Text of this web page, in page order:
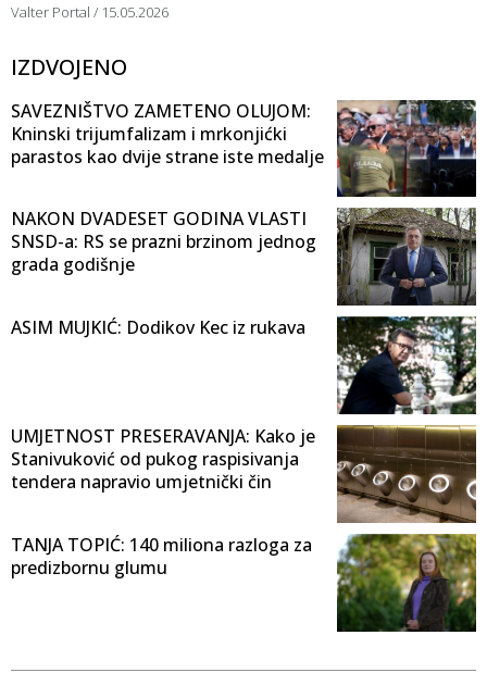
Valter Portal 15.05.2026
IZDVOJENO
SAVEZNIŠTVO ZAMETENO OLUJOM:
Kninski trijumfalizam i mrkonjićki
parastos kao dvije strane iste medalje
NAKON DVADESET GODINA VLASTI
SNSD-a: RS se prazni brzinom jednog
grada godišnje
ASIM MUJKIĆ: Dodikov Kec iz rukava
UMJETNOST PRESERAVANJA: Kako je
Stanivuković od pukog raspisivanja
tendera napravio umjetnički čin
TANJA TOPIĆ: 140 miliona razloga za
predizbornu glumu